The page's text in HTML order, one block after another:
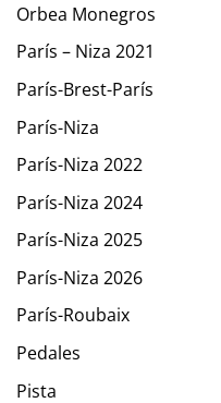
Orbea Monegros
París – Niza 2021
París-Brest-París
París-Niza
París-Niza 2022
París-Niza 2024
París-Niza 2025
París-Niza 2026
París-Roubaix
Pedales
Pista